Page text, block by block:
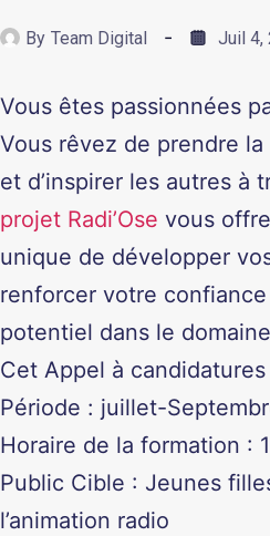
By Team Digital Juil 4,
Vous êtes passionnées
Vous rêvez de prendre la
et d’inspirer les autres à
projet Radi’Ose vous
unique de développer
renforcer votre
potentiel dans le
Cet Appel à
Période : juillet-
Horaire de la formation :
Public Cible : Jeunes
l’animation radio